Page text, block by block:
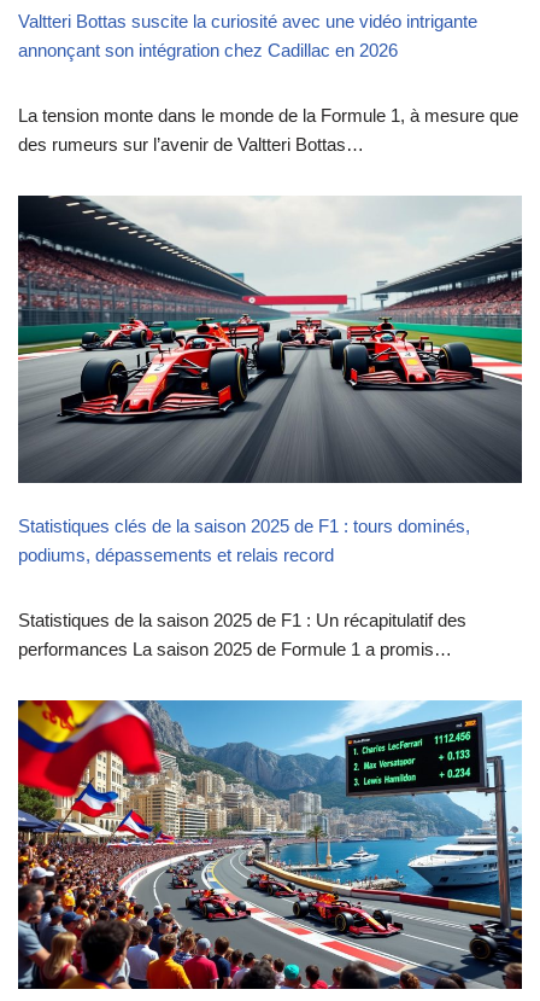
Valtteri Bottas suscite la curiosité avec une vidéo intrigante
annonçant son intégration chez Cadillac en 2026
La tension monte dans le monde de la Formule 1, à mesure que
des rumeurs sur l’avenir de Valtteri Bottas…
Statistiques clés de la saison 2025 de F1 : tours dominés,
podiums, dépassements et relais record
Statistiques de la saison 2025 de F1 : Un récapitulatif des
performances La saison 2025 de Formule 1 a promis…